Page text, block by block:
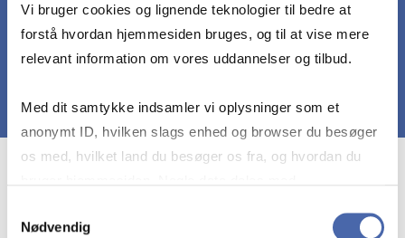
Vi bruger cookies og lignende teknologier til bedre at
forstå hvordan hjemmesiden bruges, og til at vise mere
relevant information om vores uddannelser og tilbud.
Med dit samtykke indsamler vi oplysninger som et
anonymt ID, hvilken slags enhed og browser du besøger
os med, hvilket land du besøger os fra, og hvordan du
markedsføring. Du bestemmer selv - og kan altid trække
Nødvendig